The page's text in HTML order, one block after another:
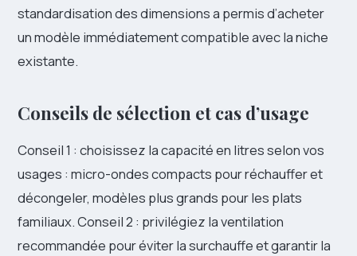
standardisation des dimensions a permis d’acheter
un modèle immédiatement compatible avec la niche
existante.
Conseils de sélection et cas d’usage
Conseil 1 : choisissez la capacité en litres selon vos
usages : micro-ondes compacts pour réchauffer et
décongeler, modèles plus grands pour les plats
familiaux. Conseil 2 : privilégiez la ventilation
recommandée pour éviter la surchauffe et garantir la